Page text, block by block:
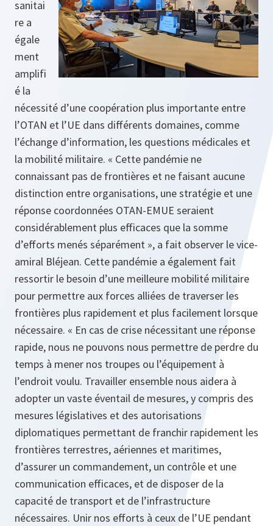
sanitai
re a
égale
ment
amplifi
é la
nécessité d’une coopération plus importante entre
l’OTAN et l’UE dans différents domaines, comme
l’échange d’information, les questions médicales et
la mobilité militaire. « Cette pandémie ne
connaissant pas de frontières et ne faisant aucune
distinction entre organisations, une stratégie et une
réponse coordonnées OTAN-EMUE seraient
considérablement plus efficaces que la somme
d’efforts menés séparément », a fait observer le vice-
amiral Bléjean. Cette pandémie a également fait
ressortir le besoin d’une meilleure mobilité militaire
pour permettre aux forces alliées de traverser les
frontières plus rapidement et plus facilement lorsque
nécessaire. « En cas de crise nécessitant une réponse
rapide, nous ne pouvons nous permettre de perdre du
temps à mener nos troupes ou l’équipement à
l’endroit voulu. Travailler ensemble nous aidera à
adopter un vaste éventail de mesures, y compris des
mesures législatives et des autorisations
diplomatiques permettant de franchir rapidement les
frontières terrestres, aériennes et maritimes,
d’assurer un commandement, un contrôle et une
communication efficaces, et de disposer de la
capacité de transport et de l’infrastructure
nécessaires. Unir nos efforts à ceux de l’UE pendant